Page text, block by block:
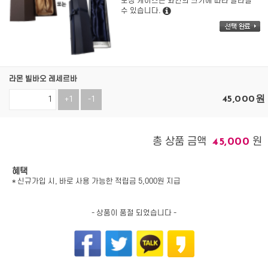
수 있습니다.
라몬 빌바오 레세르바
+1 -1 45,000원
총 상품 금액 45,000 원
혜택
* 신규가입 시, 바로 사용 가능한 적립금 5,000원 지급
- 상품이 품절 되었습니다 -